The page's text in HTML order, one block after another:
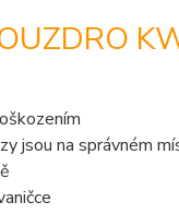
jsou na správném